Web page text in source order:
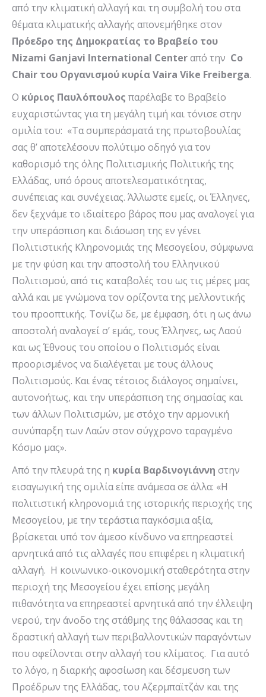
από την κλιματική αλλαγή και τη συμβολή του στα
θέματα κλιματικής αλλαγής απονεμήθηκε στον
Πρόεδρο της Δημοκρατίας το Βραβείο του
Nizami Ganjavi International Centerαπό την Co
Chair του Οργανισμού κυρίαVaira Vike Freiberga.
Ο κύριος Παυλόπουλος παρέλαβε το Βραβείο
ευχαριστώντας για τη μεγάλη τιμή και τόνισε στην
ομιλία του: «Τα συμπεράσματά της πρωτοβουλίας
σας θ’ αποτελέσουν πολύτιμο οδηγό για τον
καθορισμό της όλης Πολιτισμικής Πολιτικής της
Ελλάδας, υπό όρους αποτελεσματικότητας,
συνέπειας και συνέχειας. Άλλωστε εμείς, οι Έλληνες,
δεν ξεχνάμε το ιδιαίτερο βάρος που μας αναλογεί για
την υπεράσπιση και διάσωση της εν γένει
Πολιτιστικής Κληρονομιάς της Μεσογείου, σύμφωνα
με την φύση και την αποστολή του Ελληνικού
Πολιτισμού, από τις καταβολές του ως τις μέρες μας
αλλά και με γνώμονα τον ορίζοντα της μελλοντικής
του προοπτικής. Τονίζω δε, με έμφαση, ότι η ως άνω
αποστολή αναλογεί σ’ εμάς, τους Έλληνες, ως Λαού
και ως Έθνους του οποίου ο Πολιτισμός είναι
προορισμένος να διαλέγεται με τους άλλους
Πολιτισμούς. Και ένας τέτοιος διάλογος σημαίνει,
αυτονοήτως, και την υπεράσπιση της σημασίας και
των άλλων Πολιτισμών, με στόχο την αρμονική
συνύπαρξη των Λαών στον σύγχρονο ταραγμένο
Κόσμο μας».
Από την πλευρά της η κυρία Βαρδινογιάννη στην
εισαγωγική της ομιλία είπε ανάμεσα σε άλλα: «Η
πολιτιστική κληρονομιά της ιστορικής περιοχής της
Μεσογείου, με την τεράστια παγκόσμια αξία,
βρίσκεται υπό τον άμεσο κίνδυνο να επηρεαστεί
αρνητικά από τις αλλαγές που επιφέρει η κλιματική
αλλαγή. Η κοινωνικο-οικονομική σταθερότητα στην
περιοχή της Μεσογείου έχει επίσης μεγάλη
πιθανότητα να επηρεαστεί αρνητικά από την έλλειψη
νερού, την άνοδο της στάθμης της θάλασσας και τη
δραστική αλλαγή των περιβαλλοντικών παραγόντων
που οφείλονται στην αλλαγή του κλίματος. Για αυτό
το λόγο, η διαρκής αφοσίωση και δέσμευση των
Προέδρων της Ελλάδας, του Αζερμπαϊτζάν και της